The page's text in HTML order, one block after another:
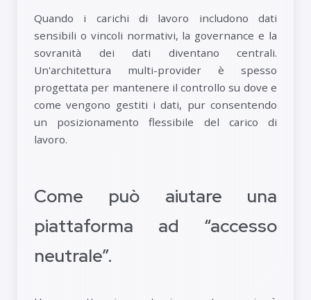
Quando i carichi di lavoro includono dati
sensibili o vincoli normativi, la governance e la
sovranità dei dati diventano centrali.
Un'architettura multi-provider è spesso
progettata per mantenere il controllo su dove e
come vengono gestiti i dati, pur consentendo
un posizionamento flessibile del carico di
lavoro.
Come può aiutare una
piattaforma ad “accesso
neutrale”.